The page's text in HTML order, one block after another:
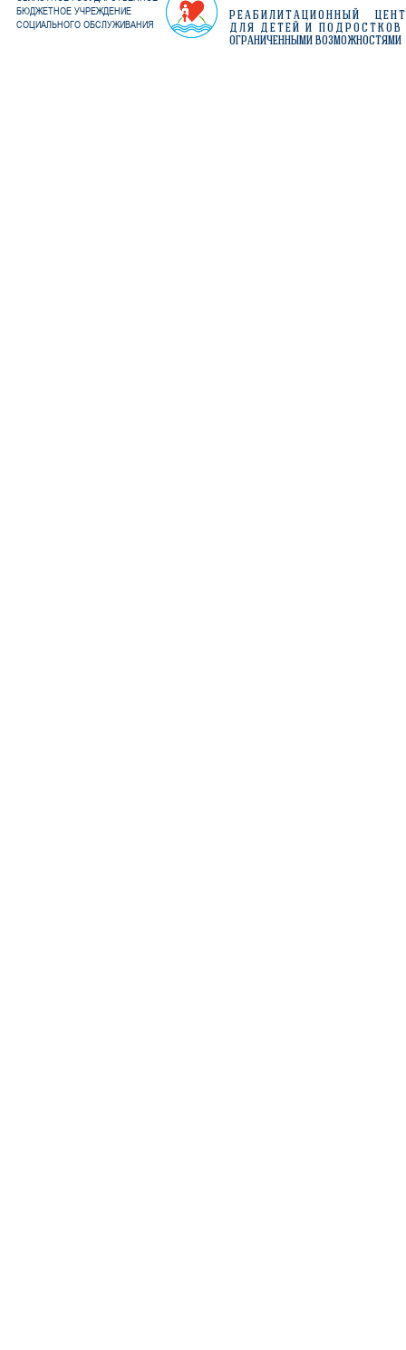
БЮДЖЕТНОЕ УЧРЕЖДЕНИЕ
СОЦИАЛЬНОГО ОБСЛУЖИВАНИЯ
РЕАБИЛИТАЦИОННЫЙ
ДЛЯ ДЕТЕЙ И ПОДРОСТКОВ
ОГРАНИЧЕННЫМИ ВОЗМОЖНОСТЯМИ